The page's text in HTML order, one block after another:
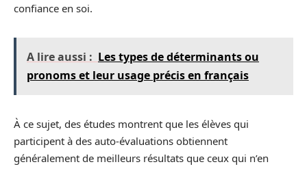
confiance en soi.
A lire aussi : Les types de déterminants ou
pronoms et leur usage précis en français
À ce sujet, des études montrent que les élèves qui
participent à des auto-évaluations obtiennent
généralement de meilleurs résultats que ceux qui n’en